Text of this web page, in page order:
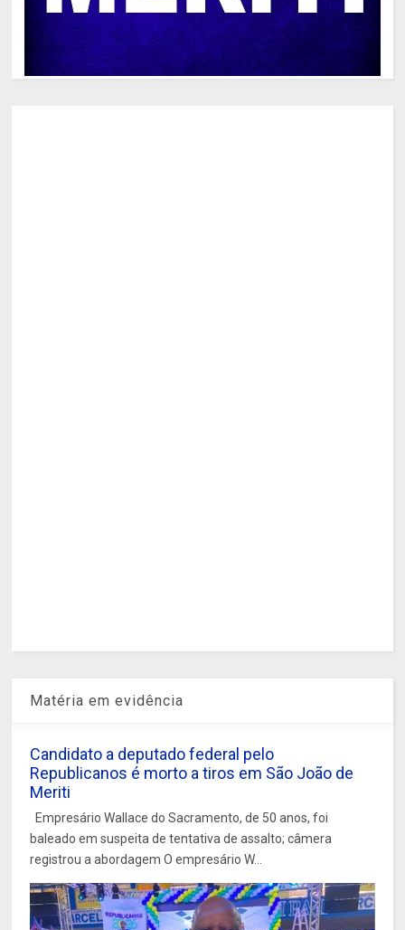
Matéria em evidência
Candidato a deputado federal pelo
Republicanos é morto a tiros em São João de
Meriti
Empresário Wallace do Sacramento, de 50 anos, foi
baleado em suspeita de tentativa de assalto; câmera
registrou a abordagem O empresário W...